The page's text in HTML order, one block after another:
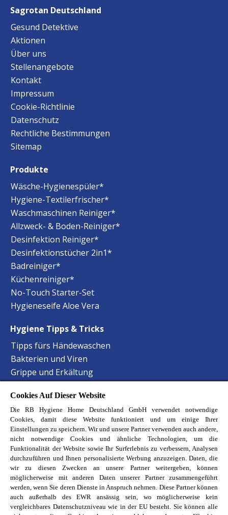
Sagrotan Deutschland
Gesund Detektive
Aktionen
Über uns
Stellenangebote
Kontakt
Impressum
Cookie-Richtlinie
Datenschutz
Rechtliche Bestimmungen
Sitemap
Produkte
Wäsche-Hygienespüler*
Hygiene-Textilerfrischer*
Waschmaschinen Reiniger*
Allzweck- & Boden-Reiniger*
Desinfektion Reiniger*
Desinfektionstücher 2in1*
Badreiniger*
Küchenreiniger*
No-Touch Starter-Set
Hygieneseife Aloe Vera
Hygiene Tipps & Tricks
Tipps fürs Händewaschen
Bakterien und Viren
Grippe und Erkältung
Harnwegsinfektionen Hygiene
Lebensmittelvergiftung Hygiene
Hand-Mund-Fuss Krankheit
Baby-Krankheiten erkennen
Haustierbesitzer Reinigungstipps
Allergene im Schlafzimmer
Entdecke unsere Reckitt Marken
Finish
Cookies Auf Dieser Website
Die RB Hygiene Home Deutschland GmbH verwendet notwendige
Cookies, damit diese Website funktioniert und um einige Ihrer
Einstellungen zu speichern. Wir und unsere Partner verwenden auch andere,
nicht notwendige Cookies und ähnliche Technologien, um die
Funktionalität der Website sowie Ihr Surferlebnis zu verbessern, Analysen
durchzuführen und Ihnen personalisierte Werbung anzuzeigen. Daten, die
wir zu diesen Zwecken an unsere Partner weitergeben, können
möglicherweise mit anderen Daten unserer Partner zusammengeführt
werden, wenn Sie deren Dienste in Anspruch nehmen. Diese Partner können
auch außerhalb des EWR ansässig sein, wo möglicherweise kein
vergleichbares Datenschutzniveau wie in der EU besteht. Sie können alle